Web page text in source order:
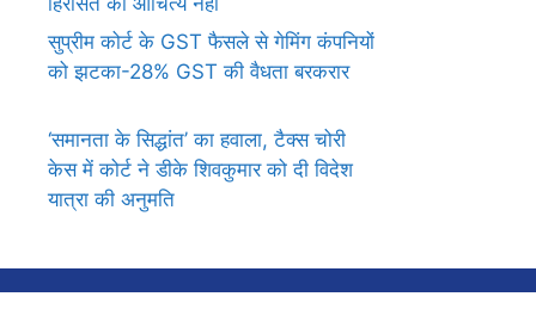
सुप्रीम कोर्ट के GST फैसले से गेमिंग कंपनियों
को झटका-28% GST की वैधता बरकरार
‘समानता के सिद्धांत’ का हवाला, टैक्स चोरी
केस में कोर्ट ने डीके शिवकुमार को दी विदेश
यात्रा की अनुमति